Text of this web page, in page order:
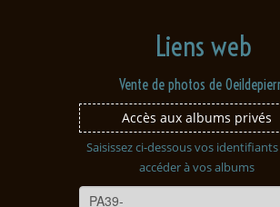
Liens web
Vente de photos de
Accès aux albums privés
Saisissez ci-dessous vos
accéder à vos albums